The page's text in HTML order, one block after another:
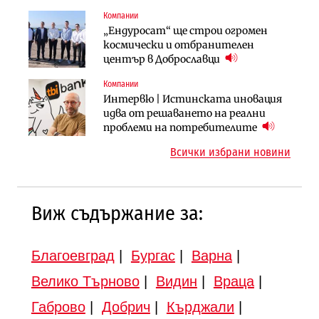
Компании
„Ендуросат“ ще строи огромен
космически и отбранителен
център в Доброславци
Компании
Интервю | Истинската иновация
идва от решаването на реални
проблеми на потребителите
Компании
„Хювефарма“ подписа договор за
придобиване на Euroapi Italy
Инфраструктура
АПИ възложи промяната на
парцеларния план за
Публични финанси
След 20 години застой: Данъчните
оценки на имотите може да бъдат
Инфраструктура
Вторият мост над Варненското
езеро става част от бъдещата
Всички избрани новини
Виж съдържание за:
Благоевград Бургас| Варна|
Велико Търново| Видин Враца|
Габрово| Добрич Кърджали